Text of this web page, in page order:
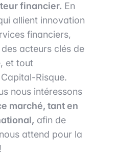
financier. En
allient innovation
financiers,
acteurs clés de
et tout
Risque.
nous intéressons
marché, tant en
afin de
attend pour la